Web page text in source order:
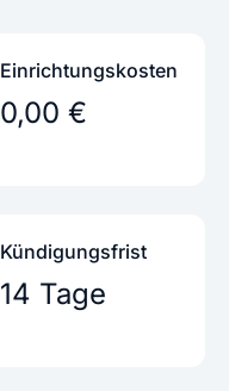
Einrichtungs­kosten
0,00 €
Kündigungs­frist
14 Tage